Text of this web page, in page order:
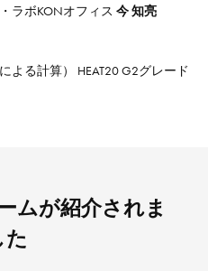
ラボKONオフィス 今 知亮
よる計算） HEAT20 G2グレード
ムが紹介されま
た